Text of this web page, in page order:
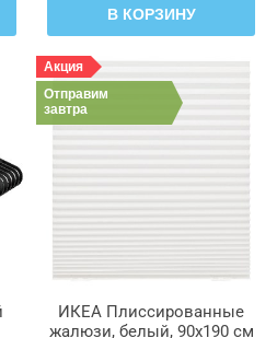
В КОРЗИНУ
Акция
Отправим
завтра
ИКЕА Плиссированные
жалюзи, белый, 90x190 см